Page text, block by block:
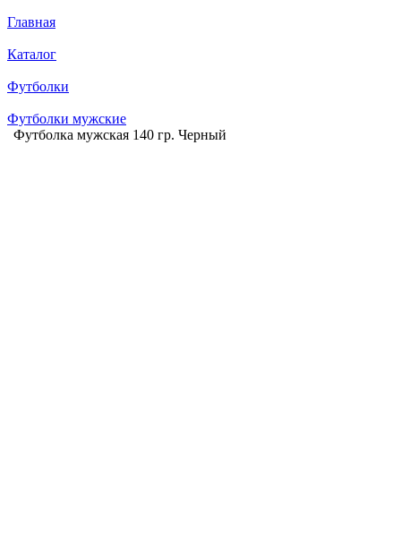
Главная
Каталог
Футболки
Футболки мужские
Футболка мужская 140 гр. Черный